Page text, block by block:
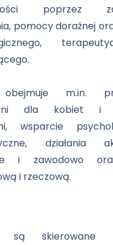
poprzez
pomocy doraźnej
m.in.
dla kobiet i
wsparcie
działania
i zawodowo
i rzeczową.
są